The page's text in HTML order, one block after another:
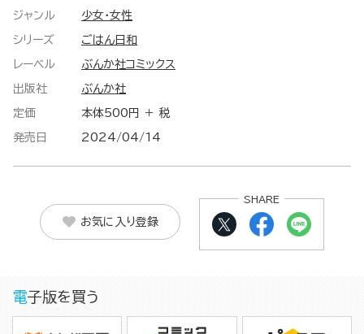
ジャンル 少女・女性
シリーズ ごはん日和
レーベル ぶんか社コミックス
出版社 ぶんか社
定価 本体500円 ＋ 税
発売日 2024/04/14
お気に入り登録
SHARE
電子版を買う